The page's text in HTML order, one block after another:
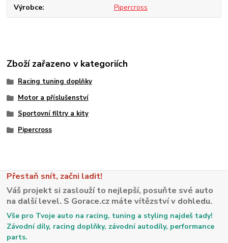
Výrobce Pipercross
Zboží zařazeno v kategoriích
Racing tuning doplňky
Motor a příslušenství
Sportovní filtry a kity
Pipercross
Přestaň snít, začni ladit!
Váš projekt si zaslouží to nejlepší, posuňte své auto
na další level. S Gorace.cz máte vítězství v dohledu.
Vše pro Tvoje auto na racing, tuning a styling najdeš tady!
Závodní díly, racing doplňky, závodní autodíly, performance
parts.